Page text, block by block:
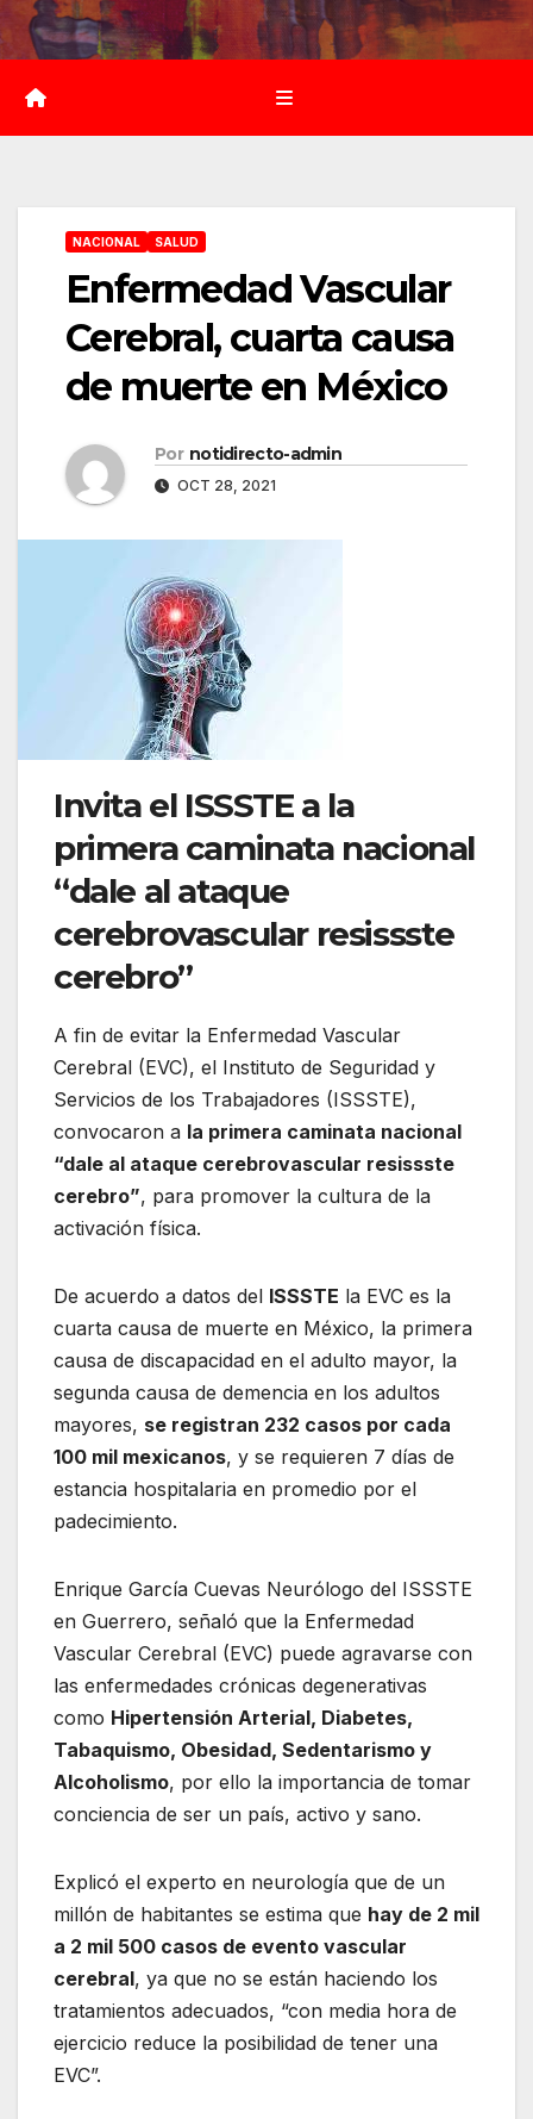
Saltar
al
contenido
NACIONAL SALUD
Enfermedad Vascular
Cerebral, cuarta causa
de muerte en México
Por notidirecto-admin
OCT 28, 2021
Invita el ISSSTE a la
primera caminata nacional
“dale al ataque
cerebrovascular resissste
cerebro”
A fin de evitar la Enfermedad Vascular
Cerebral (EVC), el Instituto de Seguridad y
Servicios de los Trabajadores (ISSSTE),
convocaron a la primera caminata nacional
“dale al ataque cerebrovascular resissste
cerebro”, para promover la cultura de la
activación física.
De acuerdo a datos del ISSSTE la EVC es la
cuarta causa de muerte en México, la primera
causa de discapacidad en el adulto mayor, la
segunda causa de demencia en los adultos
mayores, se registran 232 casos por cada
100 mil mexicanos, y se requieren 7 días de
estancia hospitalaria en promedio por el
padecimiento.
Enrique García Cuevas Neurólogo del ISSSTE
en Guerrero, señaló que la Enfermedad
Vascular Cerebral (EVC) puede agravarse con
las enfermedades crónicas degenerativas
como Hipertensión Arterial, Diabetes,
Tabaquismo, Obesidad, Sedentarismo y
Alcoholismo, por ello la importancia de tomar
conciencia de ser un país, activo y sano.
Explicó el experto en neurología que de un
millón de habitantes se estima que hay de 2 mil
a 2 mil 500 casos de evento vascular
cerebral, ya que no se están haciendo los
tratamientos adecuados, “con media hora de
ejercicio reduce la posibilidad de tener una
EVC”.